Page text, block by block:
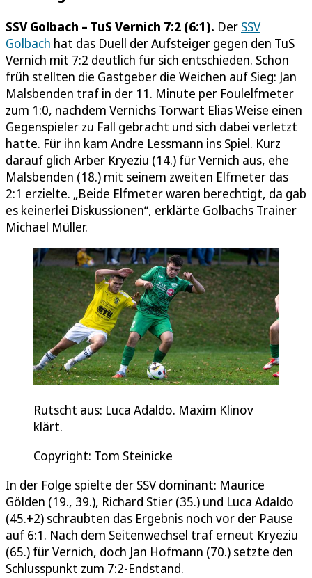
SSV Golbach – TuS Vernich 7:2 (6:1). Der SSV
Golbach hat das Duell der Aufsteiger gegen den TuS
Vernich mit 7:2 deutlich für sich entschieden. Schon
früh stellten die Gastgeber die Weichen auf Sieg: Jan
Malsbenden traf in der 11. Minute per Foulelfmeter
zum 1:0, nachdem Vernichs Torwart Elias Weise einen
Gegenspieler zu Fall gebracht und sich dabei verletzt
hatte. Für ihn kam Andre Lessmann ins Spiel. Kurz
darauf glich Arber Kryeziu (14.) für Vernich aus, ehe
Malsbenden (18.) mit seinem zweiten Elfmeter das
2:1 erzielte. „Beide Elfmeter waren berechtigt, da gab
es keinerlei Diskussionen“, erklärte Golbachs Trainer
Michael Müller.
Rutscht aus: Luca Adaldo. Maxim Klinov
klärt.
Copyright: Tom Steinicke
In der Folge spielte der SSV dominant: Maurice
Gölden (19., 39.), Richard Stier (35.) und Luca Adaldo
(45.+2) schraubten das Ergebnis noch vor der Pause
auf 6:1. Nach dem Seitenwechsel traf erneut Kryeziu
(65.) für Vernich, doch Jan Hofmann (70.) setzte den
Schlusspunkt zum 7:2-Endstand.